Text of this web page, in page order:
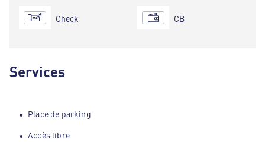
Check CB
Services
Place de parking
Accès libre